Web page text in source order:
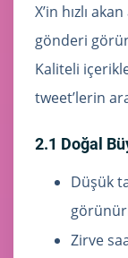
X’in hızlı
gönderi
Kaliteli
tweet’lerin
2.1 Doğal
Düşük
Zirve